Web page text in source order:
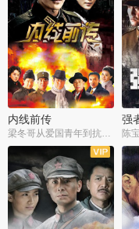
内线前传 强
陈
全38集
全9